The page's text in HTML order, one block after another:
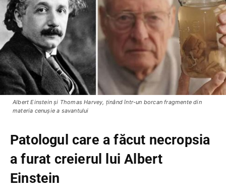
Albert Einstein şi Thomas Harvey, ţinând într-un borcan fragmente din
materia cenuşie a savantului
Patologul care a făcut necropsia
a furat creierul lui Albert
Einstein